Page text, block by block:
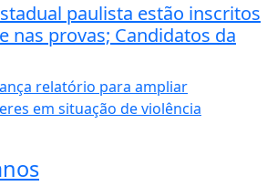
paulista estão inscritos
nas provas; Candidatos da